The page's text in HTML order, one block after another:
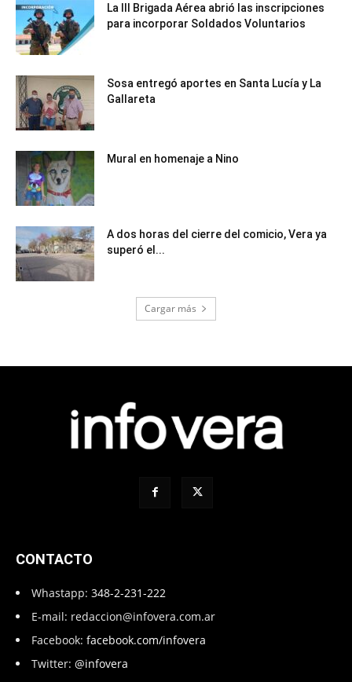
La III Brigada Aérea abrió las inscripciones
para incorporar Soldados Voluntarios
Sosa entregó aportes en Santa Lucía y La
Gallareta
Mural en homenaje a Nino
A dos horas del cierre del comicio, Vera ya
superó el...
Cargar más
CONTACTO
Whastapp: 348-2-231-222
E-mail: redaccion@infovera.com.ar
Facebook: facebook.com/infovera
Twitter: @infovera